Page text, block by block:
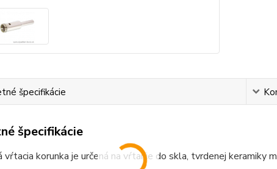
špecifikácie
špecifikácie
vŕtacia korunka je určená na vŕtanie do skla, tvrdenej keramiky